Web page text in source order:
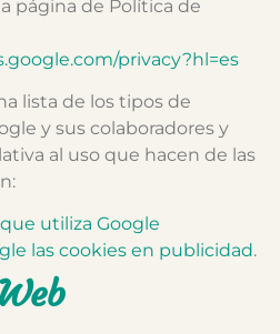
página de Política de
privacy?hl=es
lista de los tipos de
y sus colaboradores y
al uso que hacen de las
utiliza Google
las cookies en publicidad.